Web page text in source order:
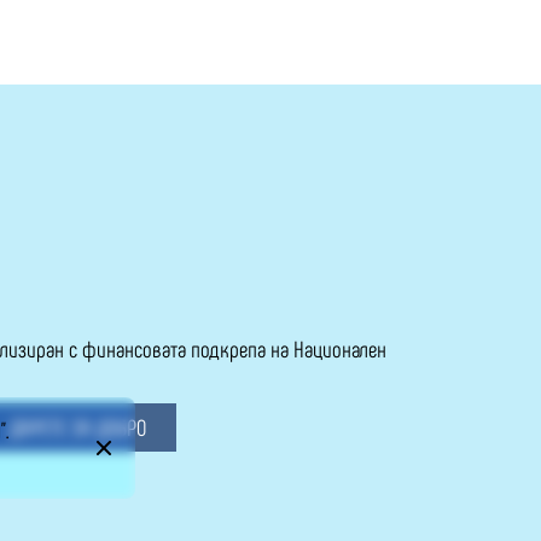
с финансовата подкрепа на Национален
ДАРЕТЕ ЗА ДОБРО